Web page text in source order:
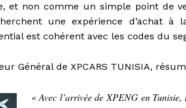
et non comme un simple point de
une expérience d’achat
est cohérent avec les codes du
Général de XPCARS TUNISIA,
« Avec l’arrivée de XPENG en